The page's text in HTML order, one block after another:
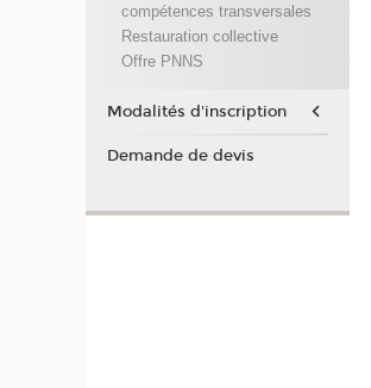
compétences transversales
Restauration collective
Offre PNNS
Modalités d'inscription
Demande de devis